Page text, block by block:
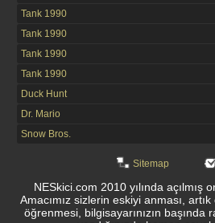
Tank 1990
Tank 1990
Tank 1990
Tank 1990
Duck Hunt
Dr. Mario
Snow Bros.
Sitemap
NESkici.com 2010 yılında
Amacımız sizlerin eskiyi anması,
öğrenmesi, bilgisayarınızın